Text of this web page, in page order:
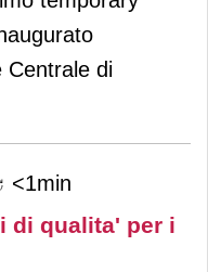
Centrale di
<1min
di qualita' per i